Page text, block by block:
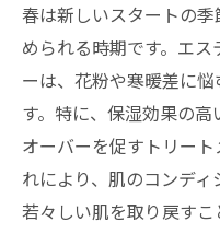
エステで春の変化
すすめ
季節の変化に
春の肌トラブ
紹介
エステで体験
春は新しいスタートの
められる時期です。エ
ーは、花粉や寒暖差に
す。特に、保湿効果の
オーバーを促すトリー
れにより、肌のコンデ
若々しい肌を取り戻すこ